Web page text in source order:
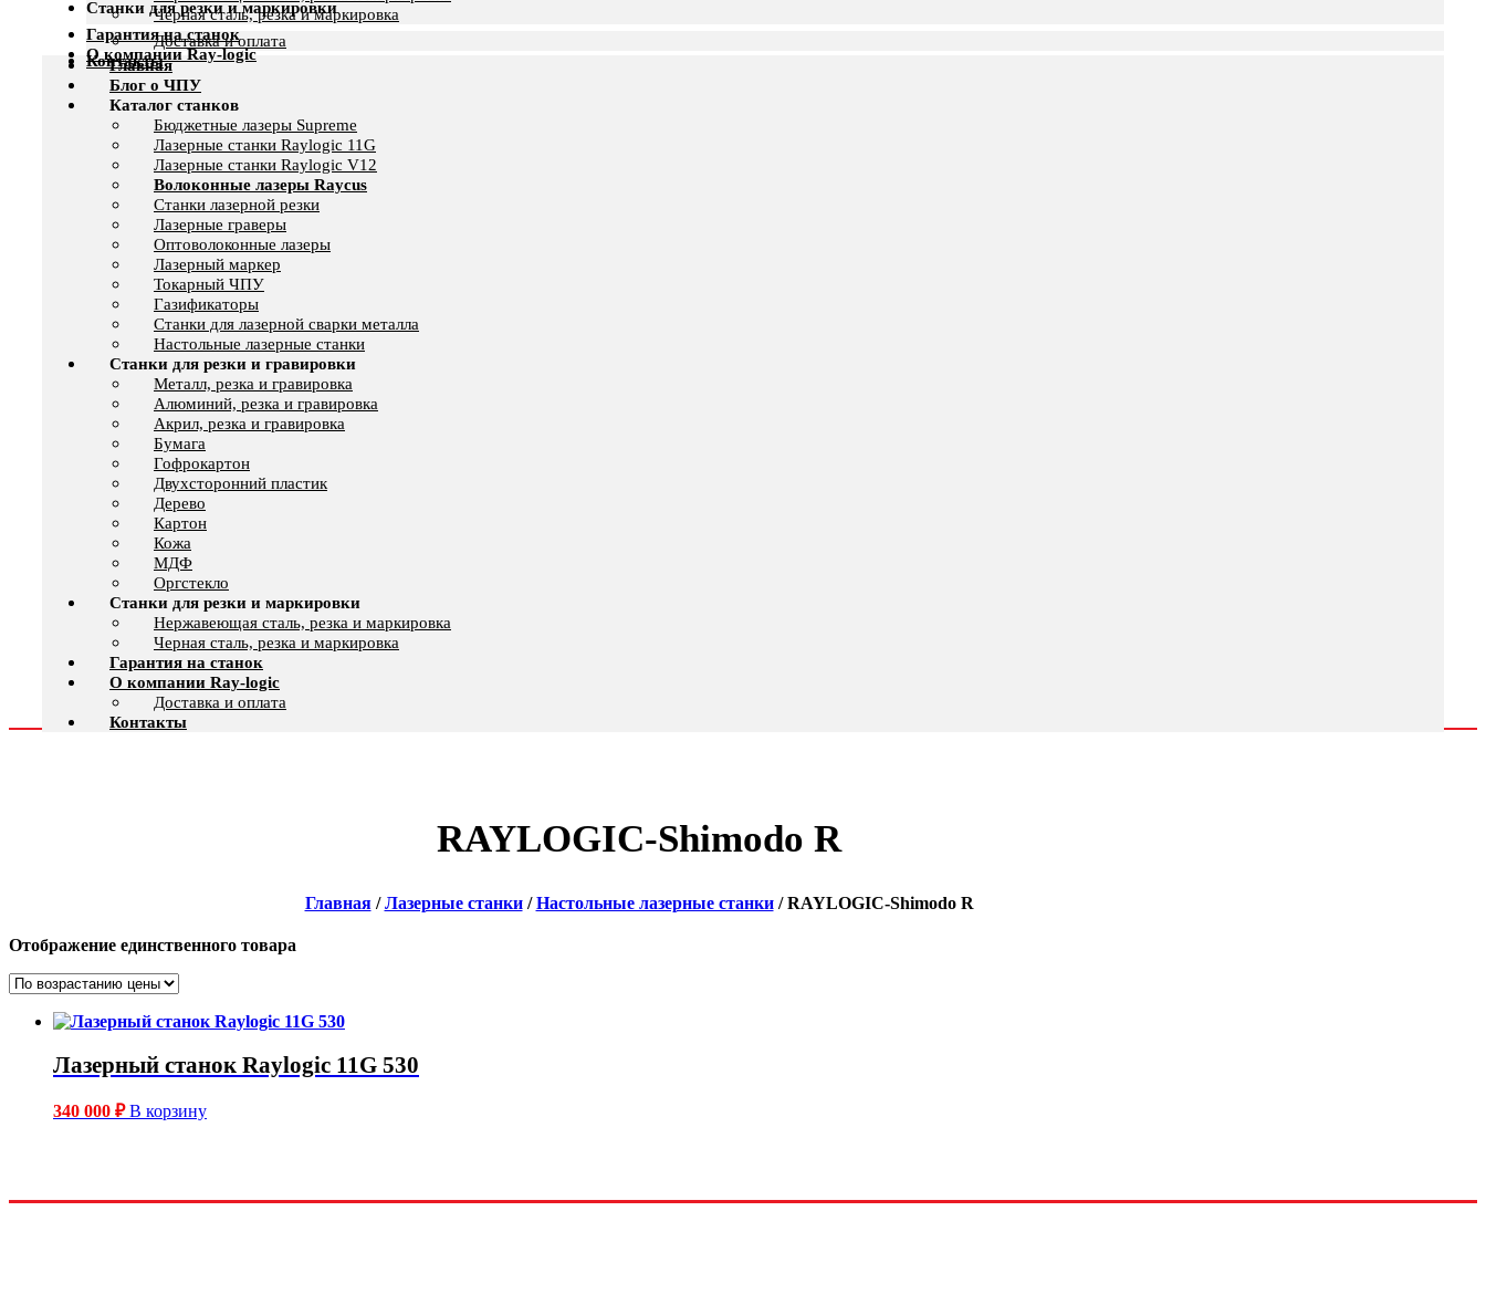
Станки для резки и маркировки
Черная сталь, резка и маркировка
Гарантия на станок
О компании Ray-logic
Доставка и оплата
Контакты
Главная
Блог о ЧПУ
Каталог станков
Бюджетные лазеры Supreme
Лазерные станки Raylogic 11G
Лазерные станки Raylogic V12
Волоконные лазеры Raycus
Станки лазерной резки
Лазерные граверы
Оптоволоконные лазеры
Лазерный маркер
Токарный ЧПУ
Газификаторы
Cтанки для лазерной сварки металла
Настольные лазерные станки
Станки для резки и гравировки
Металл, резка и гравировка
Алюминий, резка и гравировка
Акрил, резка и гравировка
Бумага
Гофрокартон
Двухсторонний пластик
Дерево
Картон
Кожа
МДФ
Оргстекло
Станки для резки и маркировки
Нержавеющая сталь, резка и маркировка
Черная сталь, резка и маркировка
Гарантия на станок
О компании Ray-logic
Доставка и оплата
Контакты
RAYLOGIC-Shimodo R
Главная/Лазерные станки/Настольные лазерные станки/ RAYLOGIC-Shimodo R
Отображение единственного товара
Лазерный станок Raylogic 11G 530
340 000 ₽ В корзину